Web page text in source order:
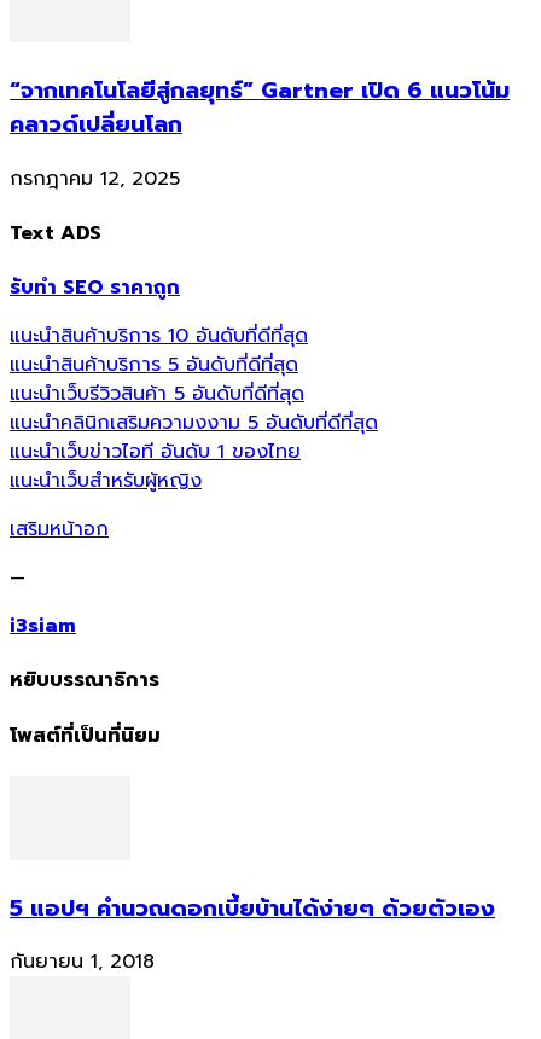
“จากเทคโนโลยีสู่กลยุทธ์” Gartner เปิด 6 แนวโน้ม
คลาวด์เปลี่ยนโลก
กรกฎาคม 12, 2025
Text ADS
รับทำ SEO ราคาถูก
แนะนำสินค้าบริการ 10 อันดับที่ดีที่สุด
แนะนำสินค้าบริการ 5 อันดับที่ดีที่สุด
แนะนำเว็บรีวิวสินค้า 5 อันดับที่ดีที่สุด
แนะนำคลินิกเสริมความงงาม 5 อันดับที่ดีที่สุด
แนะนำเว็บข่าวไอที อันดับ 1 ของไทย
แนะนำเว็บสำหรับผู้หญิง
เสริมหน้าอก
—
i3siam
หยิบบรรณาธิการ
โพสต์ที่เป็นที่นิยม
5 แอปฯ คำนวณดอกเบี้ยบ้านได้ง่ายๆ ด้วยตัวเอง
กันยายน 1, 2018